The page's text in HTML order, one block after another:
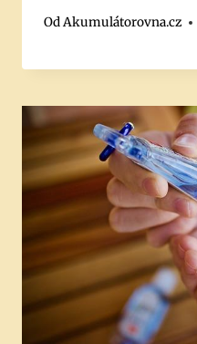
OdAkumulátorovna.cz